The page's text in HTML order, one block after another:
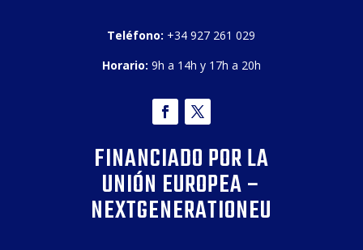
Teléfono: +34 927 261 029
Horario: 9h a 14h y 17h a 20h
FINANCIADO POR LA
UNIÓN EUROPEA –
NEXTGENERATIONEU